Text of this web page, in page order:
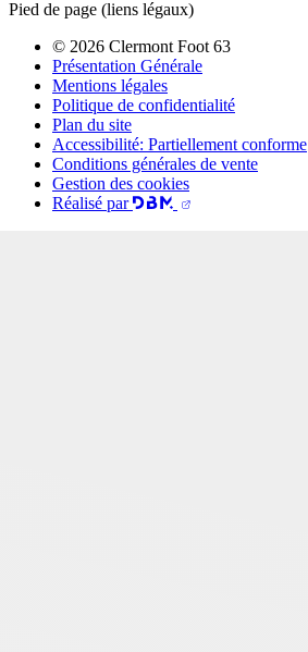
Pied de page (liens légaux)
© 2026 Clermont Foot 63
Présentation Générale
Mentions légales
Politique de confidentialité
Plan du site
Accessibilité: Partiellement conforme
Conditions générales de vente
Gestion des cookies
Réalisé par